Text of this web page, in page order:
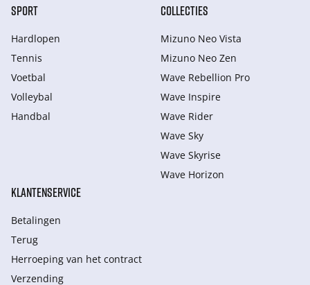
SPORT
Hardlopen
Tennis
Voetbal
Volleybal
Handbal
COLLECTIES
Mizuno Neo Vista
Mizuno Neo Zen
Wave Rebellion Pro
Wave Inspire
Wave Rider
Wave Sky
Wave Skyrise
Wave Horizon
KLANTENSERVICE
Betalingen
Terug
Herroeping van het contract
Verzending